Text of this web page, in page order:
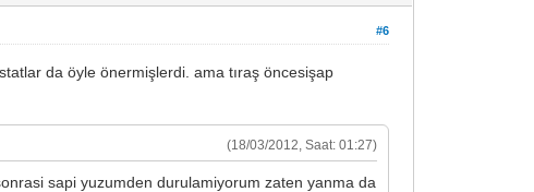
#6
da öyle önermişlerdi. ama tıraş öncesişap
(18/03/2012, Saat: 01:27)
sapi yuzumden durulamiyorum zaten yanma da